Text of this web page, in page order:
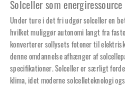
Solceller som energiressource
Under ture i det fri udgør solceller en
hvilket muliggør autonomi langt fra
konverterer sollysets fotoner til
denne omdannelse afhænger af
specifikationer. Solceller er særligt
klima, idet moderne solcelleteknologi